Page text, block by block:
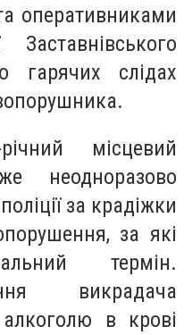
оперативниками
Заставнівського
гарячих слідах
місцевий
неодноразово
за крадіжки
за які
термін.
викрадача
в крові